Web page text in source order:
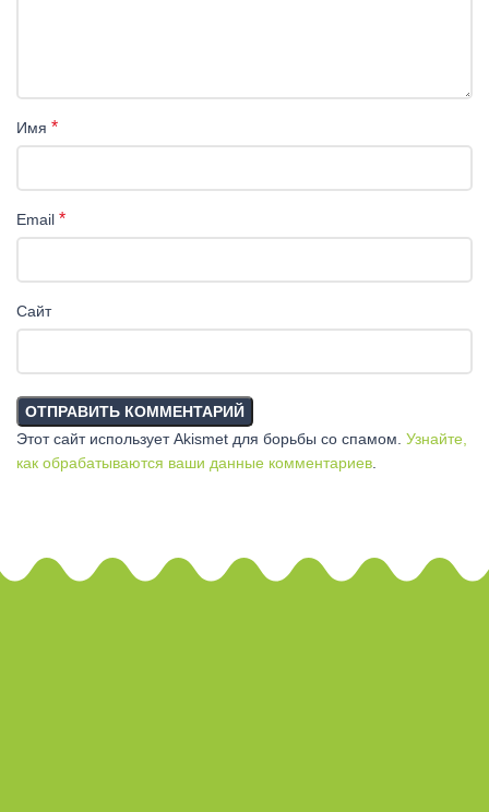
Имя *
Email *
Сайт
Этот сайт использует Akismet для борьбы со спамом. Узнайте,
как обрабатываются ваши данные комментариев